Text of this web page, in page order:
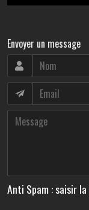
Envoyer un message
Anti Spam : saisir